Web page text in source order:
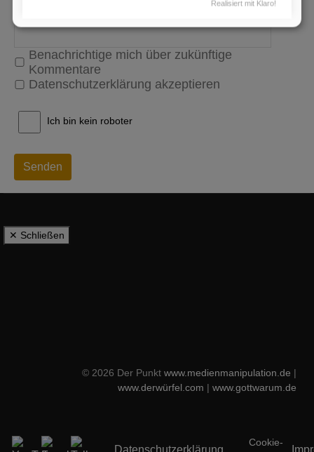
Benachrichtige mich über zukünftige
Kommentare
Datenschutzerklärung akzeptieren
Ich bin kein roboter
Senden
✕ Schließen
© 2026 Der Punkt www.medienmanipulation.de |
www.derwürfel.com | www.gottwarum.de
Datenschutzerklärung
Cookie-
Realisiert mit Klaro!